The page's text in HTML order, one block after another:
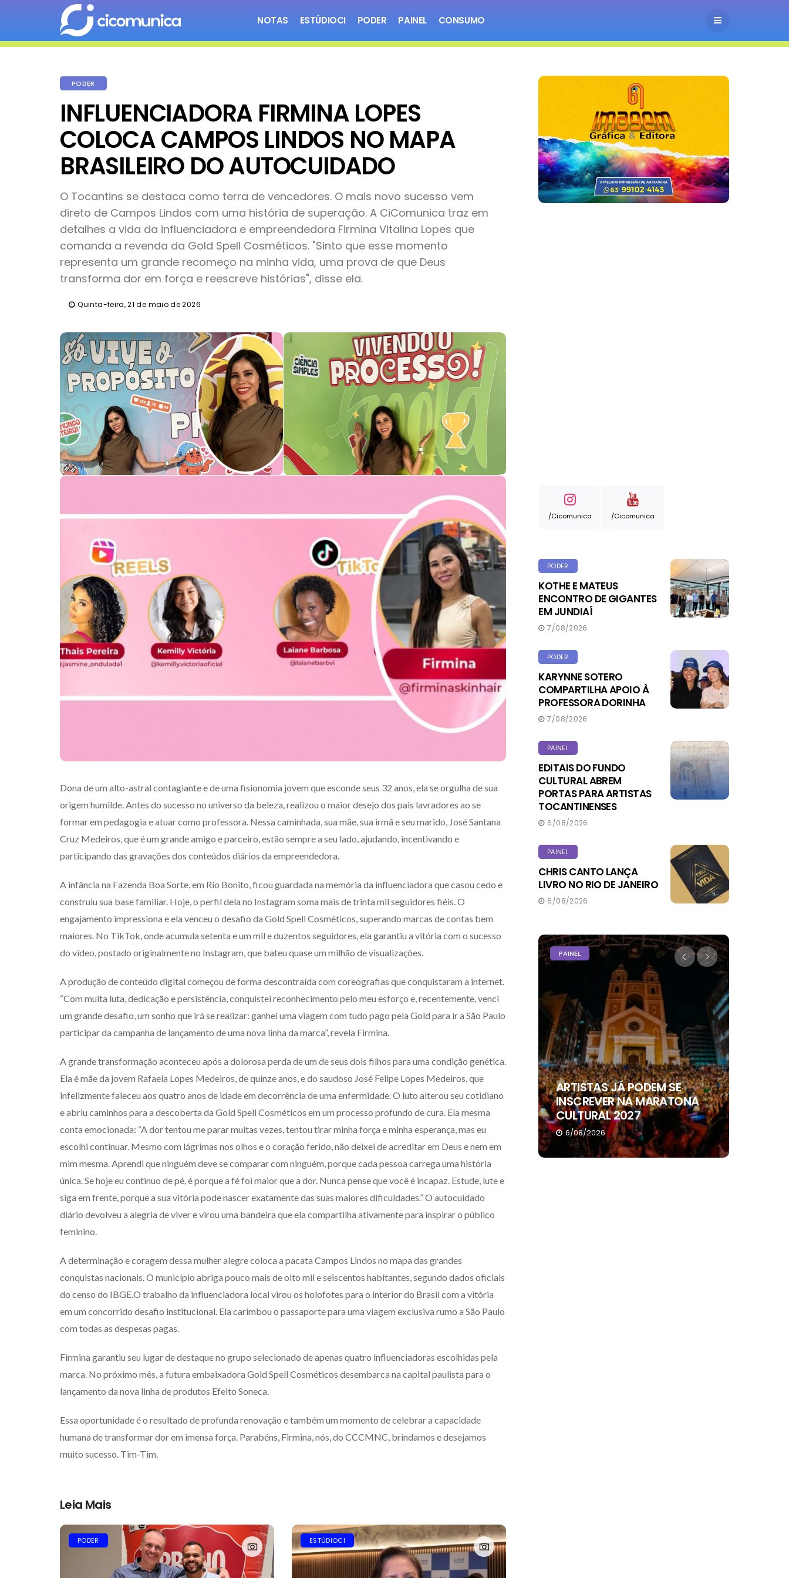
NOTAS ESTÚDIOCI PODER PAINEL CONSUMO
PODER
INFLUENCIADORA FIRMINA LOPES
COLOCA CAMPOS LINDOS NO MAPA
BRASILEIRO DO AUTOCUIDADO
O Tocantins se destaca como terra de vencedores. O mais novo sucesso vem
direto de Campos Lindos com uma história de superação. A CiComunica traz em
detalhes a vida da influenciadora e empreendedora Firmina Vitalina Lopes que
comanda a revenda da Gold Spell Cosméticos. "Sinto que esse momento
representa um grande recomeço na minha vida, uma prova de que Deus
transforma dor em força e reescreve histórias", disse ela.
Quinta-feira, 21 de maio de 2026
Dona de um alto-astral contagiante e de uma fisionomia jovem que esconde seus 32 anos, ela se orgulha de sua
origem humilde. Antes do sucesso no universo da beleza, realizou o maior desejo dos pais lavradores ao se
formar em pedagogia e atuar como professora. Nessa caminhada, sua mãe, sua irmã e seu marido, José Santana
Cruz Medeiros, que é um grande amigo e parceiro, estão sempre a seu lado, ajudando, incentivando e
participando das gravações dos conteúdos diários da empreendedora.
A infância na Fazenda Boa Sorte, em Rio Bonito, ficou guardada na memória da influenciadora que casou cedo e
construiu sua base familiar. Hoje, o perfil dela no Instagram soma mais de trinta mil seguidores fiéis. O
engajamento impressiona e ela venceu o desafio da Gold Spell Cosméticos, superando marcas de contas bem
maiores. No TikTok, onde acumula setenta e um mil e duzentos seguidores, ela garantiu a vitória com o sucesso
do vídeo, postado originalmente no Instagram, que bateu quase um milhão de visualizações.
A produção de conteúdo digital começou de forma descontraída com coreografias que conquistaram a internet.
“Com muita luta, dedicação e persistência, conquistei reconhecimento pelo meu esforço e, recentemente, venci
um grande desafio, um sonho que irá se realizar: ganhei uma viagem com tudo pago pela Gold para ir a São Paulo
participar da campanha de lançamento de uma nova linha da marca”, revela Firmina.
A grande transformação aconteceu após a dolorosa perda de um de seus dois filhos para uma condição genética.
Ela é mãe da jovem Rafaela Lopes Medeiros, de quinze anos, e do saudoso José Felipe Lopes Medeiros, que
infelizmente faleceu aos quatro anos de idade em decorrência de uma enfermidade. O luto alterou seu cotidiano
e abriu caminhos para a descoberta da Gold Spell Cosméticos em um processo profundo de cura. Ela mesma
conta emocionada: “A dor tentou me parar muitas vezes, tentou tirar minha força e minha esperança, mas eu
escolhi continuar. Mesmo com lágrimas nos olhos e o coração ferido, não deixei de acreditar em Deus e nem em
mim mesma. Aprendi que ninguém deve se comparar com ninguém, porque cada pessoa carrega uma história
única. Se hoje eu continuo de pé, é porque a fé foi maior que a dor. Nunca pense que você é incapaz. Estude, lute e
siga em frente, porque a sua vitória pode nascer exatamente das suas maiores dificuldades.” O autocuidado
diário devolveu a alegria de viver e virou uma bandeira que ela compartilha ativamente para inspirar o público
feminino.
A determinação e coragem dessa mulher alegre coloca a pacata Campos Lindos no mapa das grandes
conquistas nacionais. O município abriga pouco mais de oito mil e seiscentos habitantes, segundo dados oficiais
do censo do IBGE.O trabalho da influenciadora local virou os holofotes para o interior do Brasil com a vitória
em um concorrido desafio institucional. Ela carimbou o passaporte para uma viagem exclusiva rumo a São Paulo
com todas as despesas pagas.
Firmina garantiu seu lugar de destaque no grupo selecionado de apenas quatro influenciadoras escolhidas pela
marca. No próximo mês, a futura embaixadora Gold Spell Cosméticos desembarca na capital paulista para o
lançamento da nova linha de produtos Efeito Soneca.
Essa oportunidade é o resultado de profunda renovação e também um momento de celebrar a capacidade
humana de transformar dor em imensa força. Parabéns, Firmina, nós, do CCCMNC, brindamos e desejamos
muito sucesso. Tim-Tim.
Leia Mais
PODER ESTÚDIOCI
/cicomunica /cicomunica
PODER
KOTHE E MATEUS
ENCONTRO DE GIGANTES
EM JUNDIAÍ
7/08/2026
PODER
KARYNNE SOTERO
COMPARTILHA APOIO À
PROFESSORA DORINHA
7/08/2026
PAINEL
EDITAIS DO FUNDO
CULTURAL ABREM
PORTAS PARA ARTISTAS
TOCANTINENSES
6/08/2026
PAINEL
CHRIS CANTO LANÇA
LIVRO NO RIO DE JANEIRO
6/08/2026
PAINEL
LIVRO O ESPORÃO DA
ARRAIA TEM NOITE DE
AUTÓGRAFOS EM
ARAGUAÍNA
4/08/2026
PAINEL
ARTISTAS JÁ PODEM SE
INSCREVER NA MARATONA
CULTURAL 2027
6/08/2026